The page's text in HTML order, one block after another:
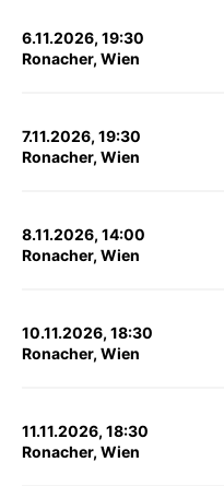
6.11.2026, 19:30
Ronacher, Wien
7.11.2026, 19:30
Ronacher, Wien
8.11.2026, 14:00
Ronacher, Wien
10.11.2026, 18:30
Ronacher, Wien
11.11.2026, 18:30
Ronacher, Wien